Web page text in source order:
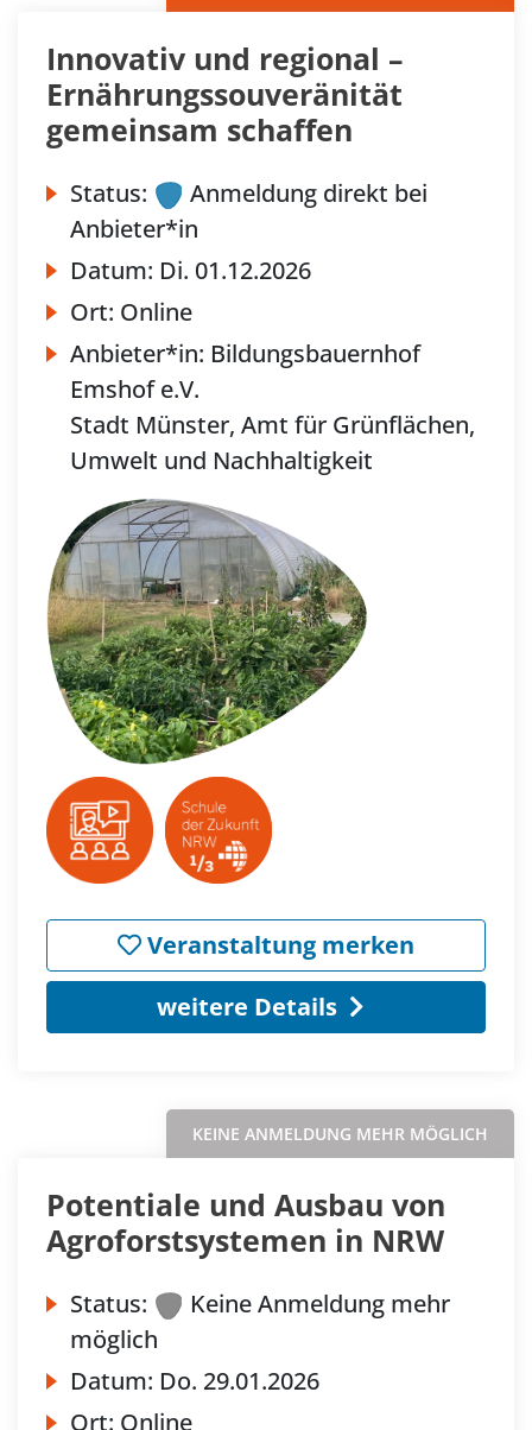
Innovativ und regional –
Ernährungssouveränität
gemeinsam schaffen
Status:
Anmeldung direkt bei
Anbieter*in
Datum: Di. 01.12.2026
Ort: Online
Anbieter*in: Bildungsbauernhof
Emshof e.V.
Stadt Münster, Amt für Grünflächen,
Umwelt und Nachhaltigkeit
Veranstaltung merken
weitere Details
KEINE ANMELDUNG MEHR MÖGLICH
Potentiale und Ausbau von
Agroforstsystemen in NRW
Status:
Keine Anmeldung mehr
möglich
Datum: Do. 29.01.2026
Ort: Online